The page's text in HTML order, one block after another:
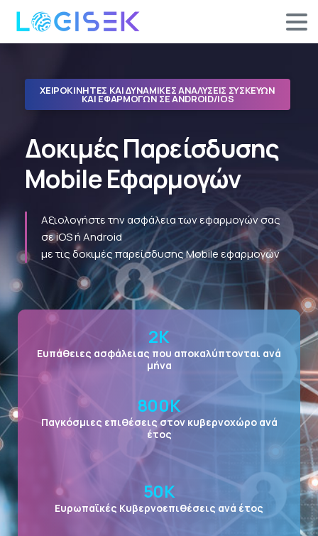
XΕΙΡΟΚΊΝΗΤΕΣ ΚΑΙ ΔΥΝΑΜΙΚΈΣ ΑΝΑΛΎΣΕΙΣ ΣΥΣΚΕΥΏΝ
ΚΑΙ ΕΦΑΡΜΟΓΏΝ ΣΕ ANDROID/IOS
ΔοκιμέςΠαρείσδυσης
MobileΕφαρμογών
Αξιολογήστε την ασφάλεια των εφαρμογών σας
σε iOS ή Android
με τις δοκιμές παρείσδυσης Mobile εφαρμογών
2K
Ευπάθειες ασφάλειας που αποκαλύπτονται ανά
μήνα
800K
Παγκόσμιες επιθέσεις στον κυβερνοχώρο ανά
έτος
50K
Ευρωπαϊκές Κυβερνοεπιθέσεις ανά έτος